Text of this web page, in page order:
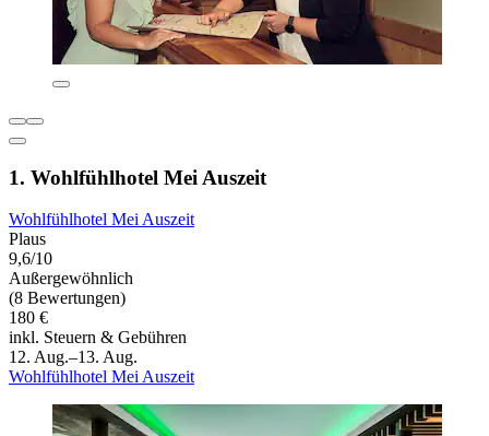
1. Wohlfühlhotel Mei Auszeit
Wohlfühlhotel Mei Auszeit
Plaus
9,6/10
Außergewöhnlich
(8 Bewertungen)
180 €
inkl. Steuern & Gebühren
12. Aug.–13. Aug.
Wohlfühlhotel Mei Auszeit